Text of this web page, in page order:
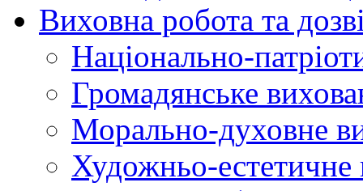
Виховна робота та
Національно-
Громадянське
Морально-духовне
Художньо-естетичне